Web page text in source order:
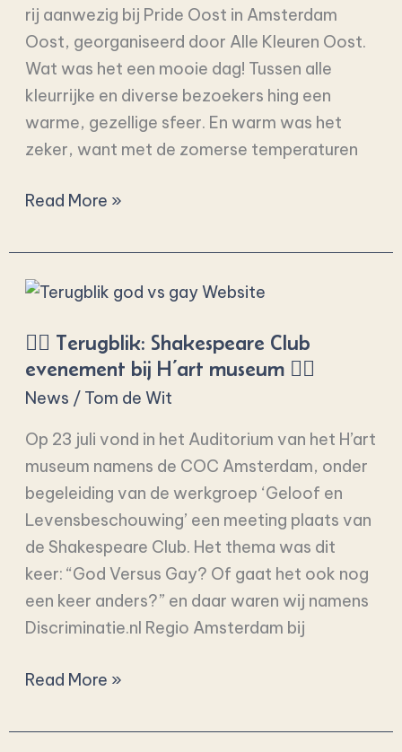
rij aanwezig bij Pride Oost in Amsterdam
Oost, georganiseerd door Alle Kleuren Oost.
Wat was het een mooie dag! Tussen alle
kleurrijke en diverse bezoekers hing een
warme, gezellige sfeer. En warm was het
zeker, want met de zomerse temperaturen
Read More »
🏳️‍🌈 Terugblik: Shakespeare Club
evenement bij H’art museum 🏳️‍🌈
News / Tom de Wit
Op 23 juli vond in het Auditorium van het H’art
museum namens de COC Amsterdam, onder
begeleiding van de werkgroep ‘Geloof en
Levensbeschouwing’ een meeting plaats van
de Shakespeare Club. Het thema was dit
keer: “God Versus Gay? Of gaat het ook nog
een keer anders?” en daar waren wij namens
Discriminatie.nl Regio Amsterdam bij
🏳️‍🌈
Shakespeare
Club
evenement
H’art
museum
🏳️‍🌈
Read More »